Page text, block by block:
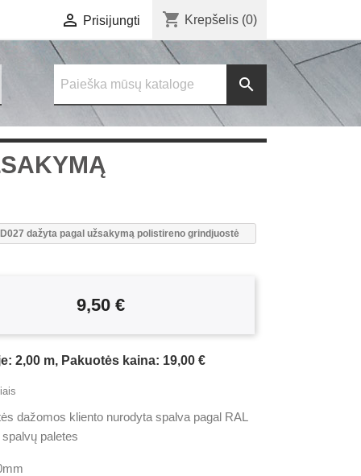
 Prisijungti shopping_cart Krepšelis (0)

dažyta pagal užsakymą polistireno grindjuostė
9,50 €
2,00 m, Pakuotės kaina: 19,00 €
dažomos kliento nurodyta spalva pagal RAL
paletes